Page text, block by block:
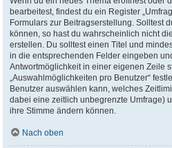
bearbeitest, findest du ein Register
Formulars zur Beitragserstellung. Solltest
können, so hast du wahrscheinlich nicht
erstellen. Du solltest einen Titel und
in die entsprechenden Felder eingeben
Antwortmöglichkeit in einer eigenen Zeile
„Auswahlmöglichkeiten pro Benutzer“
Benutzer auswählen kann, welches
dabei eine zeitlich unbegrenzte Umfrage)
ihre Stimme ändern können.
Nach oben